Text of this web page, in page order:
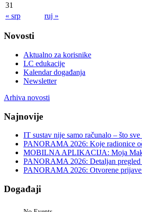
31
« srp
ruj »
Novosti
Aktualno za korisnike
LC edukacije
Kalendar događanja
Newsletter
Arhiva novosti
Najnovije
IT sustav nije samo računalo – što
PANORAMA 2026: Koje radionice
MOBILNA APLIKACIJA: Moja
PANORAMA 2026: Detaljan pregled
PANORAMA 2026: Otvorene
Događaji